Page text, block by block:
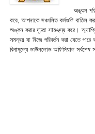
অঙ্কন
করে, আপনাকে সঞ্চালিত কর্মগুলি বাতিল
অঙ্কন করার দৃঢ়তা সামঞ্জস্য করে।
সমন্বয় যা নিজে পরিবর্তন করা যেতে
বিনামূল্যে ডাউনলোড অফিসিয়াল